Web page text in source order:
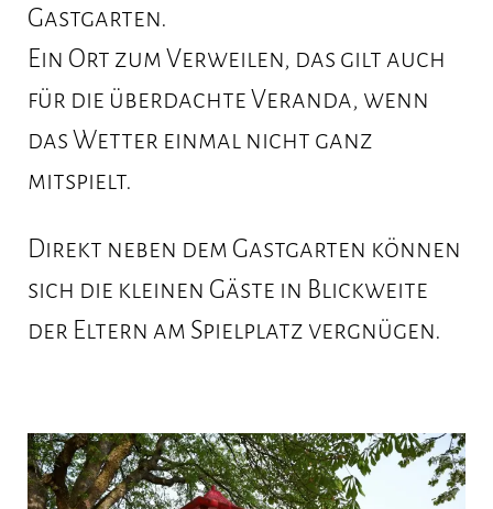
Restaurant
Speisekarte
Zirbenstüberl
Veranstaltungen
Gastgarten
Öffnungszeiten
Zimmer
Gastgarten.
Ein Ort zum Verweilen, das gilt auch
für die überdachte Veranda, wenn
das Wetter einmal nicht ganz
mitspielt.
Direkt neben dem Gastgarten können
sich die kleinen Gäste in Blickweite
der Eltern am Spielplatz vergnügen.